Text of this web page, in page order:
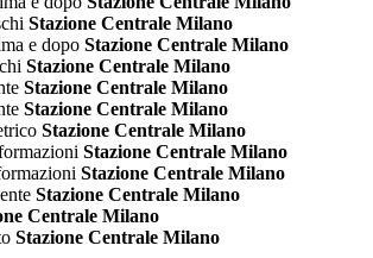
Stazione Centrale Milano
e dopo Stazione Centrale Milano
Stazione Centrale Milano
Stazione Centrale Milano
Stazione Centrale Milano
Stazione Centrale Milano
Stazione Centrale Milano
Stazione Centrale Milano
Stazione Centrale Milano
Centrale Milano
Stazione Centrale Milano